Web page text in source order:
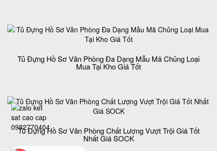
Tủ Đựng Hồ Sơ Văn Phòng Đa Dạng Mẫu Mã Chủng Loại
Mua Tại Kho Giá Tốt
Tủ Đựng Hồ Sơ Văn Phòng Chất Lượng Vượt Trội Giá Tốt
Nhất Giá SOCK